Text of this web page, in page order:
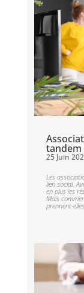
25 Juin
Les
lien social.
en plus les
Mais
prennent-